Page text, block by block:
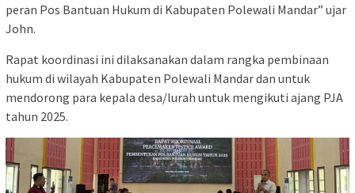
peran Pos Bantuan Hukum di Kabupaten Polewali Mandar” ujar
John.
Rapat koordinasi ini dilaksanakan dalam rangka pembinaan
hukum di wilayah Kabupaten Polewali Mandar dan untuk
mendorong para kepala desa/lurah untuk mengikuti ajang PJA
tahun 2025.